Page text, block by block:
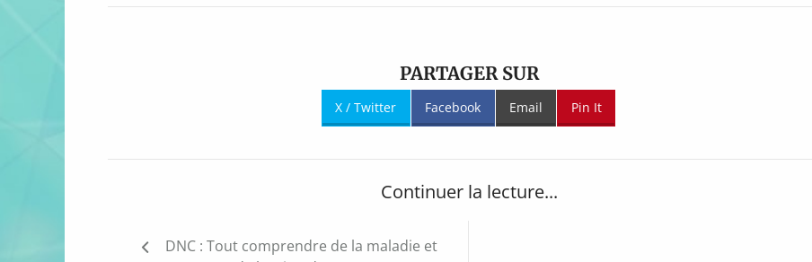
PARTAGER SUR
X / Twitter Facebook Email Pin It
Continuer la lecture...
Navigation
DNC : Tout comprendre de la maladie et